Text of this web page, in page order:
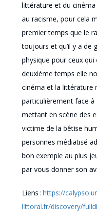
littérature et du
au racisme, pour cela
premier temps que le
toujours et qu’il y a de
physique pour ceux
deuxième temps elle
cinéma et la littérature
particulièrement face
mettant en scène des
victime de la bêtise
personnes médiatisé
bon exemple au plus
par vous donner son
Liens : https://
littoral.fr/discovery/